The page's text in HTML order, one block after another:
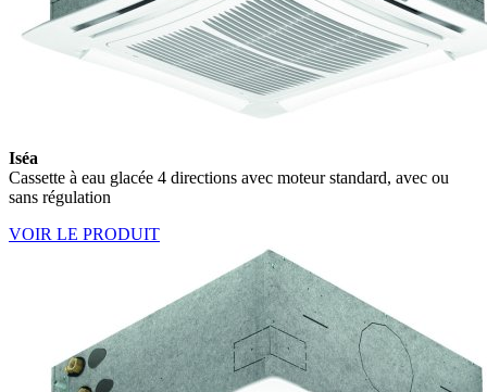
Iséa
Cassette à eau glacée 4 directions avec moteur standard, avec ou
sans régulation
VOIR LE PRODUIT